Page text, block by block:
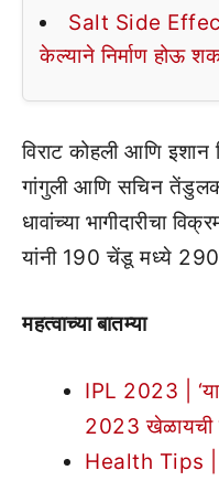
Salt Side
केल्याने निर्माण होऊ
विराट कोहली आणि
गांगुली आणि सचिन
धावांच्या भागीदारीचा
यांनी 190 चेंडू मध्ये 290
महत्वाच्या बातम्या
IPL 2023 |
2023 खेळायची
Health Tips |